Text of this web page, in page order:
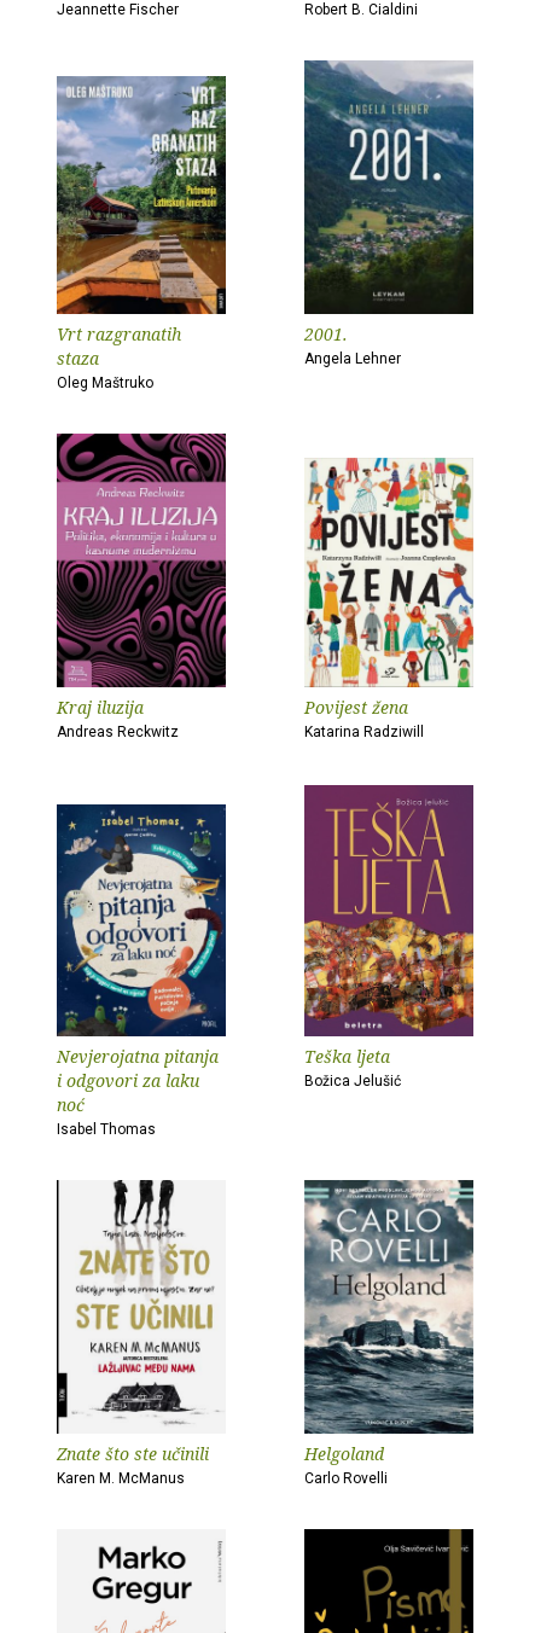
Jeannette Fischer Robert B. Cialdini
Vrt razgranatih
staza
Oleg Maštruko
2001.
Angela Lehner
Kraj iluzija
Andreas Reckwitz
Povijest žena
Katarina Radziwill
Nevjerojatna pitanja
i odgovori za laku
noć
Isabel Thomas
Teška ljeta
Božica Jelušić
Znate što ste učinili
Karen M. McManus
Helgoland
Carlo Rovelli